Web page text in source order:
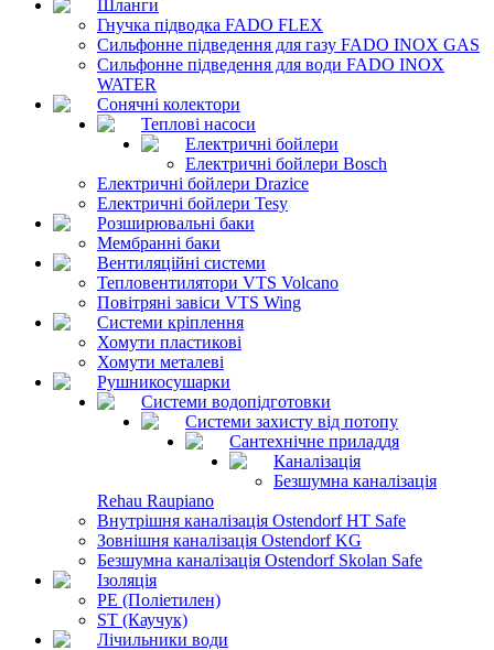
Шланги
Гнучка підводка FADO FLEX
Сильфонне підведення для газу FADO INOX GAS
Сильфонне підведення для води FADO INOX
WATER
Сонячні колектори
Теплові насоси
Електричні бойлери
Електричні бойлери Bosch
Електричні бойлери Drazice
Електричні бойлери Tesy
Розширювальні баки
Мембранні баки
Вентиляційні системи
Тепловентилятори VTS Volcano
Повітряні завіси VTS Wing
Системи кріплення
Хомути пластикові
Хомути металеві
Рушникосушарки
Системи водопідготовки
Системи захисту від потопу
Сантехнічне приладдя
Каналізація
Безшумна каналізація
Rehau Raupiano
Внутрішня каналізація Ostendorf HT Safe
Зовнішня каналізація Ostendorf KG
Безшумна каналізація Ostendorf Skolan Safe
Ізоляція
PE (Поліетилен)
ST (Каучук)
Лічильники води